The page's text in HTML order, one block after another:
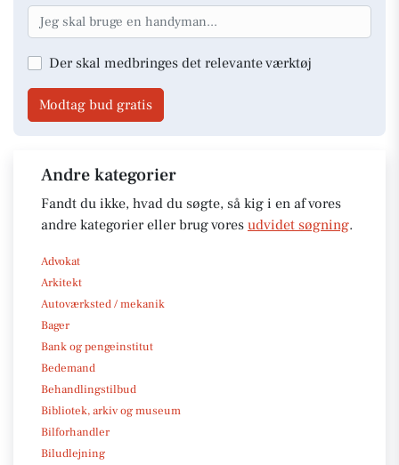
Der skal medbringes det relevante værktøj
Modtag bud gratis
Andre kategorier
Fandt du ikke, hvad du søgte, så kig i en af vores
andre kategorier eller brug vores udvidet søgning.
Advokat
Arkitekt
Autoværksted / mekanik
Bager
Bank og pengeinstitut
Bedemand
Behandlingstilbud
Bibliotek, arkiv og museum
Bilforhandler
Biludlejning